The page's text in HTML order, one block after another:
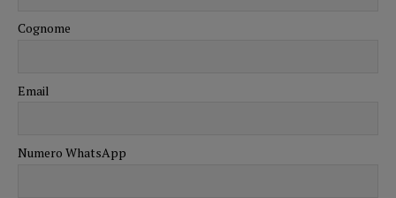
Cognome
Email
Numero WhatsApp